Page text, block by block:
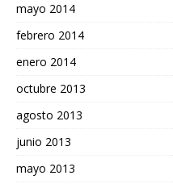
mayo 2014
febrero 2014
enero 2014
octubre 2013
agosto 2013
junio 2013
mayo 2013